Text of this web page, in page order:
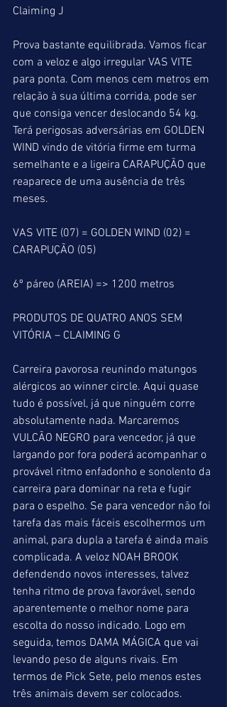
Claiming J
Prova bastante equilibrada. Vamos ficar
com a veloz e algo irregular VAS VITE
para ponta. Com menos cem metros em
relação à sua última corrida, pode ser
que consiga vencer deslocando 54 kg.
Terá perigosas adversárias em GOLDEN
WIND vindo de vitória firme em turma
semelhante e a ligeira CARAPUÇÃO que
reaparece de uma ausência de três
meses.
VAS VITE (07) = GOLDEN WIND (02) =
CARAPUÇÃO (05)
6º páreo (AREIA) => 1200 metros
PRODUTOS DE QUATRO ANOS SEM
VITÓRIA – CLAIMING G
Carreira pavorosa reunindo matungos
alérgicos ao winner circle. Aqui quase
tudo é possível, já que ninguém corre
absolutamente nada. Marcaremos
VULCÃO NEGRO para vencedor, já que
largando por fora poderá acompanhar o
provável ritmo enfadonho e sonolento da
carreira para dominar na reta e fugir
para o espelho. Se para vencedor não foi
tarefa das mais fáceis escolhermos um
animal, para dupla a tarefa é ainda mais
complicada. A veloz NOAH BROOK
defendendo novos interesses, talvez
tenha ritmo de prova favorável, sendo
aparentemente o melhor nome para
escolta do nosso indicado. Logo em
seguida, temos DAMA MÁGICA que vai
levando peso de alguns rivais. Em
termos de Pick Sete, pelo menos estes
três animais devem ser colocados.